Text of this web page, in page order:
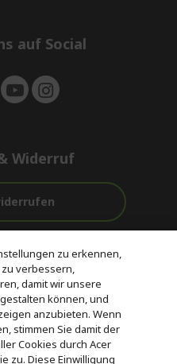
e
auf Social
Widerruf
nach
Kauf
Zahlung
und Händler der
in diesem Shop angeboten
zu erkennen,
verbessern,
damit wir unsere
können, und
anzubieten. Wenn
stimmen Sie damit der
Cookies durch Acer
zu. Diese Einwilligung